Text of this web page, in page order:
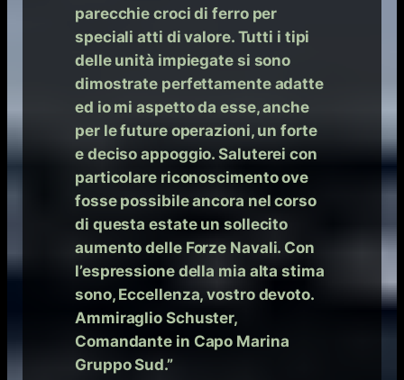
parecchie croci di ferro per
speciali atti di valore. Tutti i tipi
delle unità impiegate si sono
dimostrate perfettamente adatte
ed io mi aspetto da esse, anche
per le future operazioni, un forte
e deciso appoggio. Saluterei con
particolare riconoscimento ove
fosse possibile ancora nel corso
di questa estate un sollecito
aumento delle Forze Navali. Con
l’espressione della mia alta stima
sono, Eccellenza, vostro devoto.
Ammiraglio Schuster,
Comandante in Capo Marina
Gruppo Sud.”